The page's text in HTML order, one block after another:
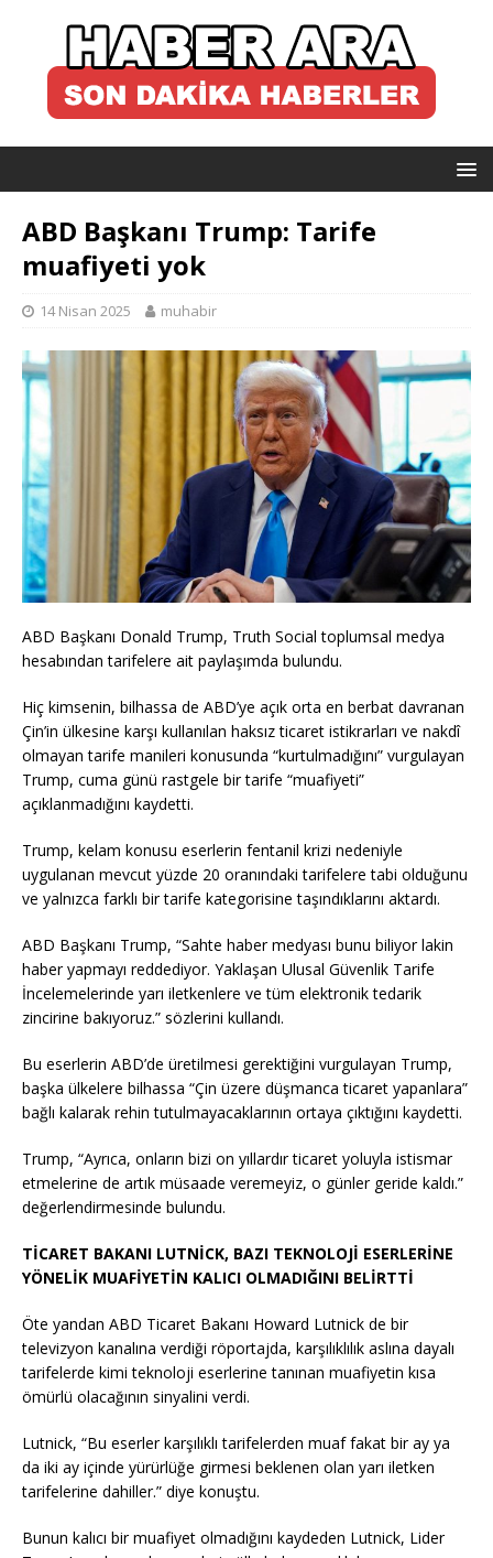
ABD Başkanı Trump: Tarife
muafiyeti yok
14 Nisan 2025 muhabir
ABD Başkanı Donald Trump, Truth Social toplumsal medya
hesabından tarifelere ait paylaşımda bulundu.
Hiç kimsenin, bilhassa de ABD’ye açık orta en berbat davranan
Çin’in ülkesine karşı kullanılan haksız ticaret istikrarları ve nakdî
olmayan tarife manileri konusunda “kurtulmadığını” vurgulayan
Trump, cuma günü rastgele bir tarife “muafiyeti”
açıklanmadığını kaydetti.
Trump, kelam konusu eserlerin fentanil krizi nedeniyle
uygulanan mevcut yüzde 20 oranındaki tarifelere tabi olduğunu
ve yalnızca farklı bir tarife kategorisine taşındıklarını aktardı.
ABD Başkanı Trump, “Sahte haber medyası bunu biliyor lakin
haber yapmayı reddediyor. Yaklaşan Ulusal Güvenlik Tarife
İncelemelerinde yarı iletkenlere ve tüm elektronik tedarik
zincirine bakıyoruz.” sözlerini kullandı.
Bu eserlerin ABD’de üretilmesi gerektiğini vurgulayan Trump,
başka ülkelere bilhassa “Çin üzere düşmanca ticaret yapanlara”
bağlı kalarak rehin tutulmayacaklarının ortaya çıktığını kaydetti.
Trump, “Ayrıca, onların bizi on yıllardır ticaret yoluyla istismar
etmelerine de artık müsaade veremeyiz, o günler geride kaldı.”
değerlendirmesinde bulundu.
TİCARET BAKANI LUTNİCK, BAZI TEKNOLOJİ ESERLERİNE
YÖNELİK MUAFİYETİN KALICI OLMADIĞINI BELİRTTİ
Öte yandan ABD Ticaret Bakanı Howard Lutnick de bir
televizyon kanalına verdiği röportajda, karşılıklılık aslına dayalı
tarifelerde kimi teknoloji eserlerine tanınan muafiyetin kısa
ömürlü olacağının sinyalini verdi.
Lutnick, “Bu eserler karşılıklı tarifelerden muaf fakat bir ay ya
da iki ay içinde yürürlüğe girmesi beklenen olan yarı iletken
tarifelerine dahiller.” diye konuştu.
Bunun kalıcı bir muafiyet olmadığını kaydeden Lutnick, Lider